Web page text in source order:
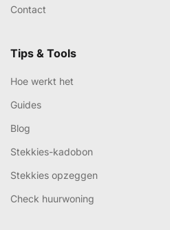
Contact
Tips & Tools
Hoe werkt het
Guides
Blog
Stekkies-kadobon
Stekkies opzeggen
Check huurwoning